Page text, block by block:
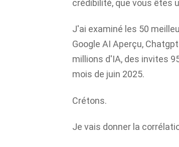
crédibilité, que vous êtes
J'ai examiné les 50
Google AI Aperçu,
millions d'IA, des invites
mois de juin 2025.
Crétons.
Je vais donner la